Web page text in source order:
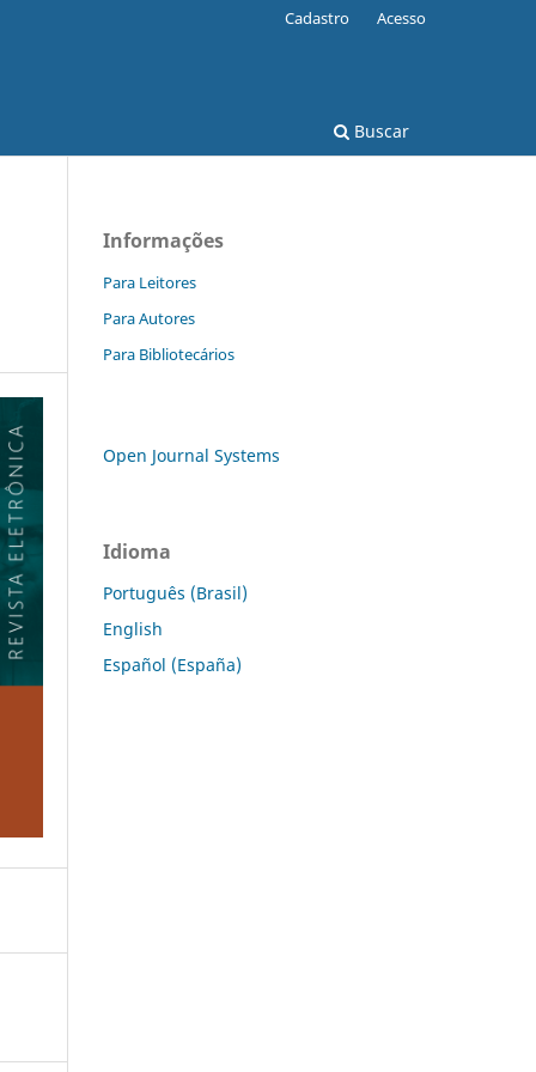
Buscar
Cadastro Acesso
Informações
Para Leitores
Para Autores
Para Bibliotecários
Open Journal Systems
Idioma
Português (Brasil)
English
Español (España)